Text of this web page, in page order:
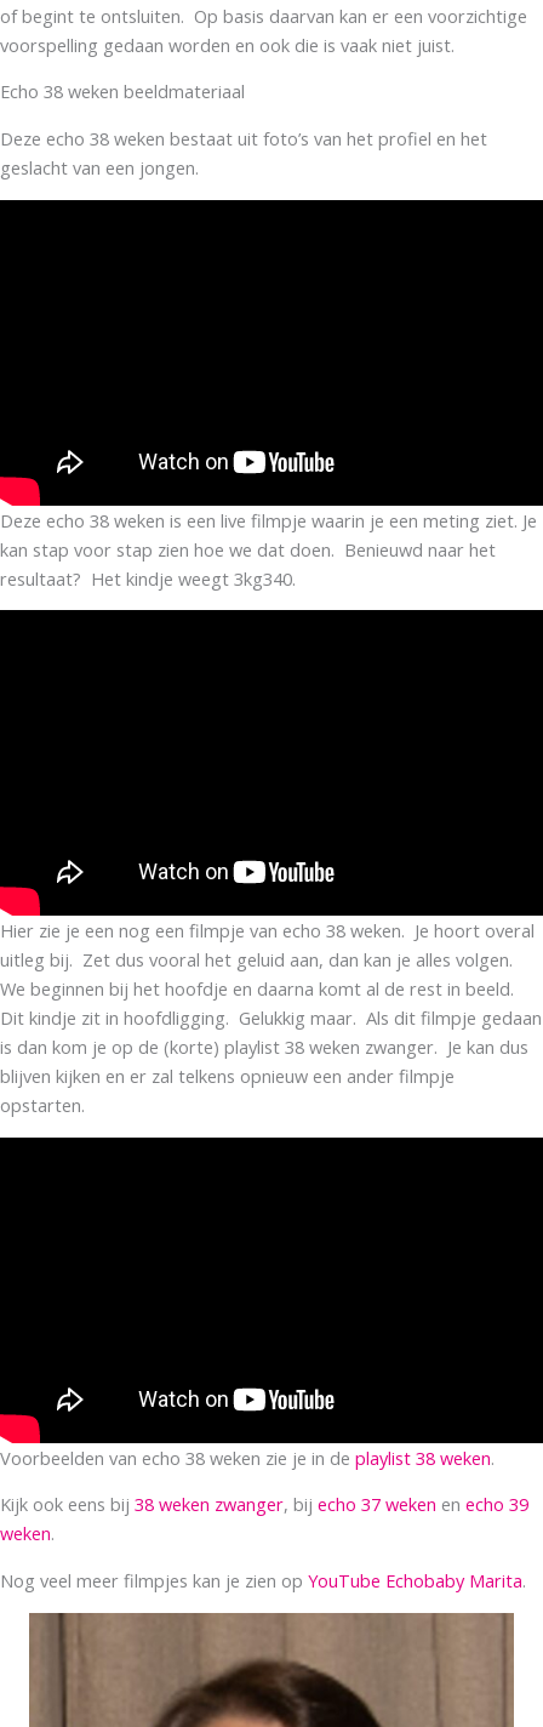
of begint te ontsluiten. Op basis daarvan kan er een voorzichtige
voorspelling gedaan worden en ook die is vaak niet juist.
Echo 38 weken beeldmateriaal
Deze echo 38 weken bestaat uit foto’s van het profiel en het
geslacht van een jongen.
Deze echo 38 weken is een live filmpje waarin je een meting ziet. Je
kan stap voor stap zien hoe we dat doen. Benieuwd naar het
resultaat? Het kindje weegt 3kg340.
Hier zie je een nog een filmpje van echo 38 weken. Je hoort overal
uitleg bij. Zet dus vooral het geluid aan, dan kan je alles volgen.
We beginnen bij het hoofdje en daarna komt al de rest in beeld.
Dit kindje zit in hoofdligging. Gelukkig maar. Als dit filmpje gedaan
is dan kom je op de (korte) playlist 38 weken zwanger. Je kan dus
blijven kijken en er zal telkens opnieuw een ander filmpje
opstarten.
Voorbeelden van echo 38 weken zie je in de playlist 38 weken.
Kijk ook eens bij 38 weken zwanger, bij echo 37 weken en echo 39
weken.
Nog veel meer filmpjes kan je zien op YouTube Echobaby Marita.